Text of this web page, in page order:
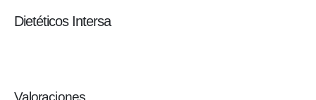
Dietéticos Intersa
Valoraciones